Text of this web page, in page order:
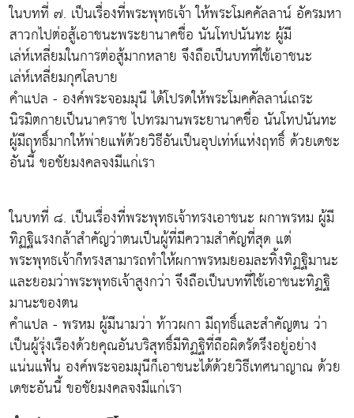
ในบทที่ ๗. เป็นเรื่องที่พระพุทธเจ้า ให้พระโมคคัลลาน์ อัครมหา
สาวกไปต่อสู้เอาชนะพระยานาคชื่อ นันโทปนันทะ ผู้มี
เล่ห์เหลี่ยมในการต่อสู้มากหลาย จึงถือเป็นบทที่ใช้เอาชนะ
เล่ห์เหลี่ยมกุศโลบาย
คำแปล - องค์พระจอมมุนี ได้โปรดให้พระโมคคัลลาน์เถระ
นิรมิตกายเป็นนาคราช ไปทรมานพระยานาคชื่อ นันโทปนันทะ
ผู้มีฤทธิ์มากให้พ่ายแพ้ด้วยวิธีอันเป็นอุปเท่ห์แห่งฤทธิ์ ด้วยเดชะ
อันนี้ ขอชัยมงคลจงมีแก่เรา
ในบทที่ ๘. เป็นเรื่องที่พระพุทธเจ้าทรงเอาชนะ ผกาพรหม ผู้มี
ทิฏฐิแรงกล้าสำคัญว่าตนเป็นผู้ที่มีความสำคัญที่สุด แต่
พระพุทธเจ้าก็ทรงสามารถทำให้ผกาพรหมยอมละทิ้งทิฏฐิมานะ
และยอมว่าพระพุทธเจ้าสูงกว่า จึงถือเป็นบทที่ใช้เอาชนะทิฏฐิ
มานะของตน
คำแปล - พรหม ผู้มีนามว่า ท้าวผกา มีฤทธิ์และสำคัญตน ว่า
เป็นผู้รุ่งเรืองด้วยคุณอันบริสุทธิ์มีทิฏฐิที่ถือผิดรัดรึงอยู่อย่าง
แน่นแฟ้น องค์พระจอมมุนีก็เอาชนะได้ด้วยวิธีเทศนาญาณ ด้วย
เดชะอันนี้ ขอชัยมงคลจงมีแก่เรา